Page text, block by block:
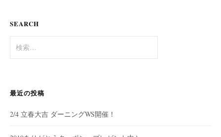
ン
SEARCH
索
最近の投稿
2/4 立春大吉 ダーニングWS開催！